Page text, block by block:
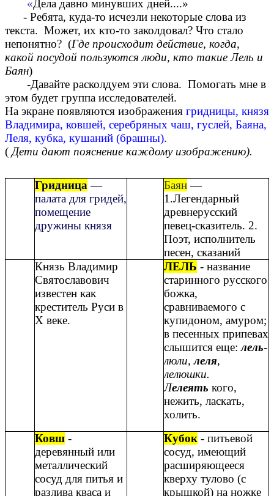
«Дела давно минувших дней....»
- Ребята, куда-то исчезли некоторые слова из
текста. Может, их кто-то заколдовал? Что стало
непонятно? (Где происходит действие, когда,
какой посудой пользуются люди, кто такие Лель и
Баян)
-Давайте расколдуем эти слова. Помогать мне в
этом будет группа исследователей.
На экране появляются изображения гридницы, князя
Владимира, ковшей, серебряных чаш, гуслей, Баяна,
Леля, кубка, кушаний (брашны).
( Дети дают пояснение каждому изображению).
Гридница —
палата для гридей,
помещение
дружины князя
Баян—
1.Легендарный
древнерусский
певец-сказитель. 2.
Поэт, исполнитель
песен, сказаний
Князь Владимир
Святославович
известен как
креститель Руси в
Х веке.
ЛЕЛЬ - название
старинного русского
божка,
сравниваемого с
купидоном, амуром;
в песенных припевах
слышится еще:лель-
люли,леля,
лелюшки.
Лелеять кого,
нежить, ласкать,
холить.
Ковш -
деревянный или
металлический
сосуд для питья и
разлива кваса и
Кубок - питьевой
сосуд, имеющий
расширяющееся
кверху тулово (с
крышкой) на ножке